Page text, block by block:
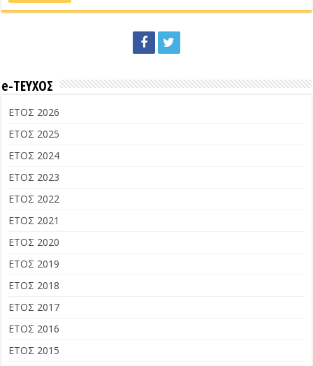
e-ΤΕΥΧΟΣ
ΕΤΟΣ 2026
ΕΤΟΣ 2025
ΕΤΟΣ 2024
ΕΤΟΣ 2023
ΕΤΟΣ 2022
ΕΤΟΣ 2021
ΕΤΟΣ 2020
ΕΤΟΣ 2019
ΕΤΟΣ 2018
ΕΤΟΣ 2017
ΕΤΟΣ 2016
ΕΤΟΣ 2015